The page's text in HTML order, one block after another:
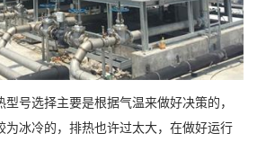
型号选择主要是根据气温来做好决策的，
为冰冷的，排热也许过太大，在做好运行